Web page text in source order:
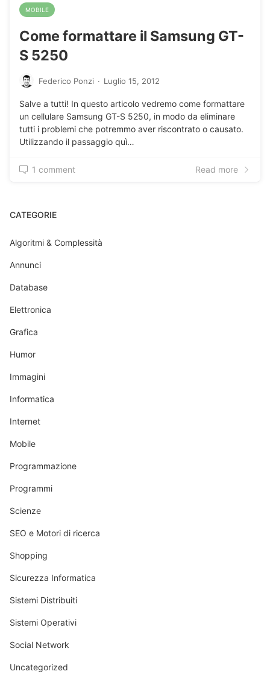
MOBILE
Come formattare il Samsung GT-
S 5250
Federico Ponzi · Luglio 15, 2012
Salve a tutti! In questo articolo vedremo come formattare
un cellulare Samsung GT-S 5250, in modo da eliminare
tutti i problemi che potremmo aver riscontrato o causato.
Utilizzando il passaggio quì…
1 comment Read more
CATEGORIE
Algoritmi & Complessità
Annunci
Database
Elettronica
Grafica
Humor
Immagini
Informatica
Internet
Mobile
Programmazione
Programmi
Scienze
SEO e Motori di ricerca
Shopping
Sicurezza Informatica
Sistemi Distribuiti
Sistemi Operativi
Social Network
Uncategorized